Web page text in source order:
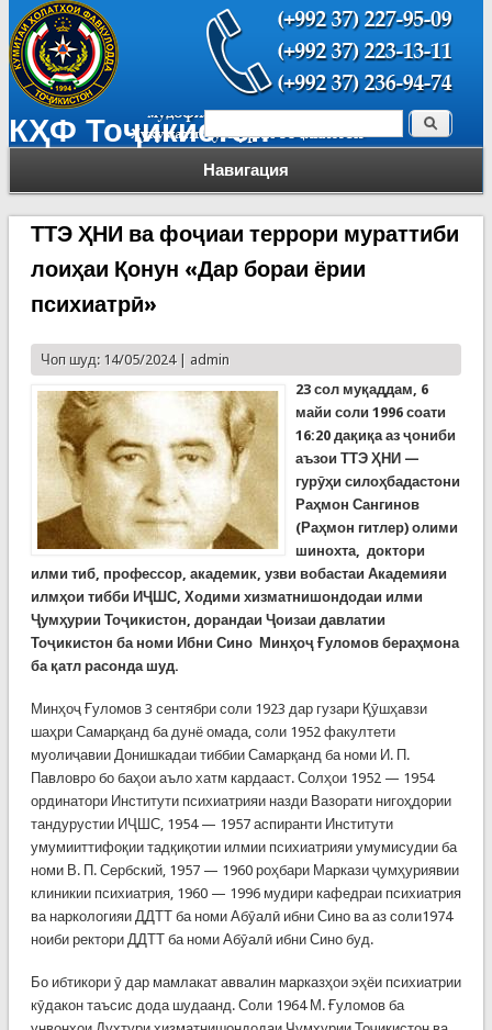
КҲФ Тоҷикистон
Навигация
Форма поиска Поиск
ТТЭ ҲНИ ва фоҷиаи террори мураттиби
лоиҳаи Қонун «Дар бораи ёрии
психиатрӣ»
Чоп шуд: 14/05/2024 | admin
23 сол муқаддам, 6
майи соли 1996 соати
16:20 дақиқа аз ҷониби
аъзои ТТЭ ҲНИ —
гурӯҳи силоҳбадастони
Раҳмон Сангинов
(Раҳмон гитлер) олими
шинохта, доктори
илми тиб, профессор, академик, узви вобастаи Академияи
илмҳои тибби ИҶШС, Ходими хизматнишондодаи илми
Ҷумҳурии Тоҷикистон, дорандаи Ҷоизаи давлатии
Тоҷикистон ба номи Ибни Сино Минҳоҷ Ғуломов бераҳмона
ба қатлрасонда шуд.
Минҳоҷ Ғуломов 3 сентябри соли 1923 дар гузари Қӯшҳавзи
шаҳри Самарқанд ба дунё омада, соли 1952 факултети
муолиҷавии Донишкадаи тиббии Самарқанд ба номи И. П.
Павловро бо баҳои аъло хатм кардааст. Солҳои 1952 — 1954
ординатори Институти психиатрияи назди Вазорати нигоҳдории
тандурустии ИҶШС, 1954 — 1957 аспиранти Институти
умумииттифоқии тадқиқотии илмии психиатрияи умумисудии ба
номи В. П. Сербский, 1957 — 1960 роҳбари Маркази ҷумҳуриявии
клиникии психиатрия, 1960 — 1996 мудири кафедраи психиатрия
ва наркологияи ДДТТ ба номи Абӯалӣ ибни Сино ва аз соли1974
ноиби ректори ДДТТ ба номи Абӯалӣ ибни Сино буд.
Бо ибтикори ӯ дар мамлакат аввалин марказҳои эҳёи психиатрии
кӯдакон таъсис дода шудаанд. Соли 1964 М. Ғуломов ба